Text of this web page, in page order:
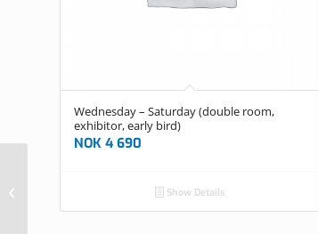
Wednesday – Saturday (double room,
exhibitor, early bird)
NOK 4 690
Show Details